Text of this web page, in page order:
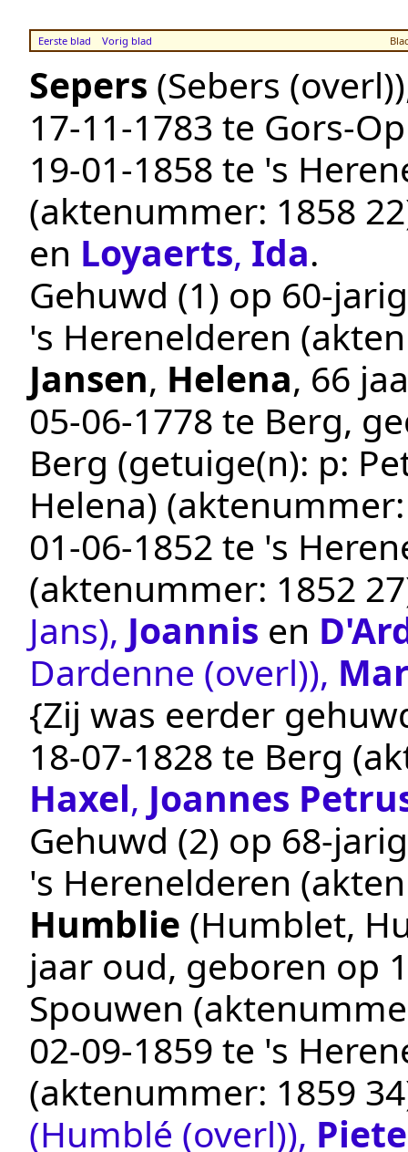
Eerste blad Vorig blad
Sepers (Sebers (overl))
17‑11‑1783 te Gors-
19‑01‑1858 te 's
(aktenummer: 1858 22
en Loyaerts, Ida.
Gehuwd (1) op 60-
's Herenelderen
Jansen, Helena, 66
05‑06‑1778 te Berg,
Berg (getuige(n): p:
Helena)
01‑06‑1852 te 's
(aktenummer: 1852 27
Jans), Joannis en
Dardenne (overl)),
{Zij was eerder
18‑07‑1828 te Berg
Haxel, Joannes
Gehuwd (2) op 68-
's Herenelderen
Humblie (Humblet,
jaar oud, geboren op
Spouwen
02‑09‑1859 te 's
(aktenummer: 1859 34
(Humblé (overl)),